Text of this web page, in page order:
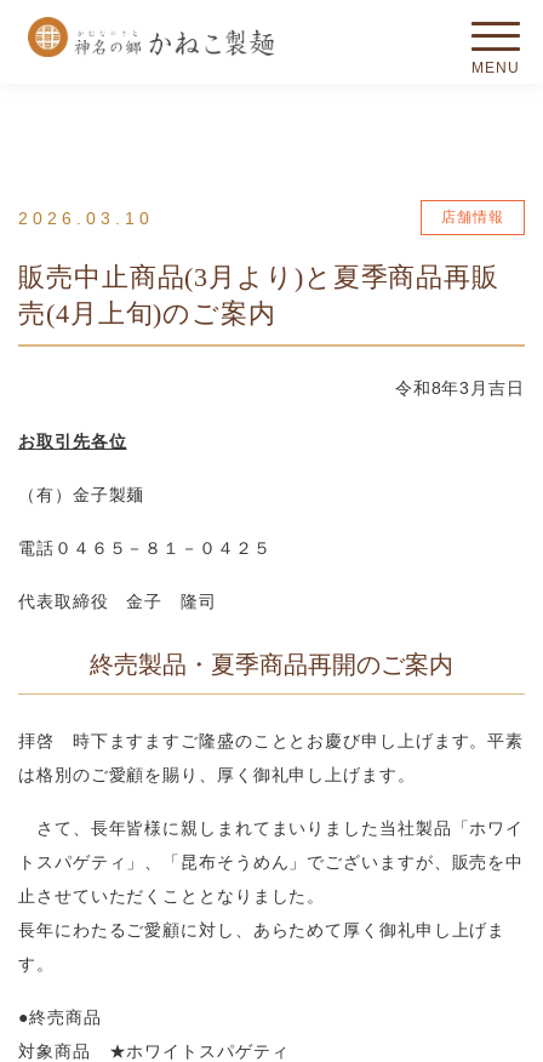
2026.03.10 店舗情報
販売中止商品(3月より)と夏季商品再販
売(4月上旬)のご案内
令和8年3月吉日
お取引先各位
（有）金子製麺
電話０４６５－８１－０４２５
代表取締役 金子 隆司
終売製品・夏季商品再開のご案内
拝啓 時下ますますご隆盛のこととお慶び申し上げます。平素
は格別のご愛顧を賜り、厚く御礼申し上げます。
さて、長年皆様に親しまれてまいりました当社製品「ホワイ
トスパゲティ」、「昆布そうめん」でございますが、販売を中
止させていただくこととなりました。
長年にわたるご愛顧に対し、あらためて厚く御礼申し上げま
す。
●終売商品
対象商品 ★ホワイトスパゲティ